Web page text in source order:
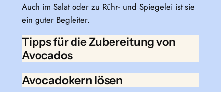
Auch im Salat oder zu Rühr- und Spiegelei ist sie
ein guter Begleiter.
Tipps für die Zubereitung von
Avocados
Avocadokern lösen